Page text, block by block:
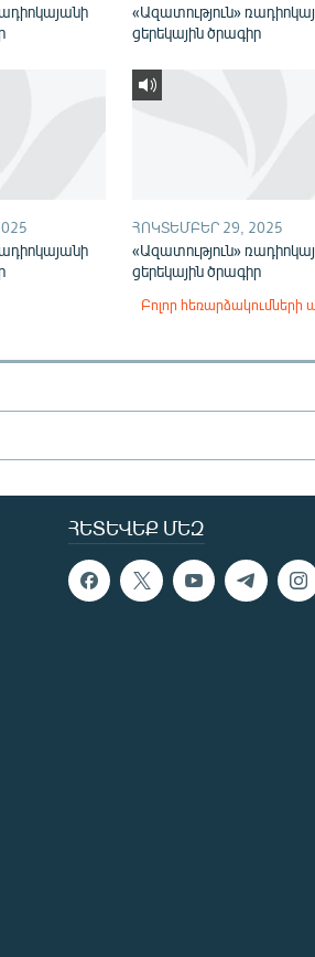
«Ազատություն»
ցերեկային ծրագիր
ՀՈԿՏԵՄԲԵՐ 29, 2025
«Ազատություն»
ցերեկային ծրագիր
Բոլոր հեռարձակումների
ՀԵՏԵՎԵՔ ՄԵԶ